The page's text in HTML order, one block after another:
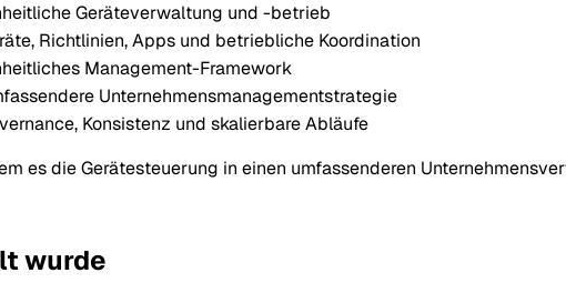
Geräteverwaltung und -betrieb
Richtlinien, Apps und betriebliche Koordination
Management-Framework
Unternehmensmanagementstrategie
Konsistenz und skalierbare Abläufe
es die Gerätesteuerung in einen umfassenderen
wurde